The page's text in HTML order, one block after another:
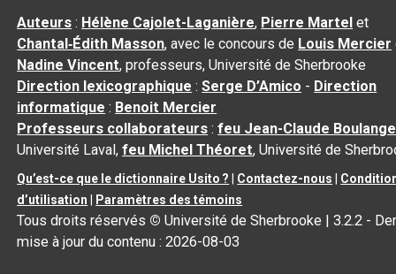
Auteurs : Hélène Cajolet-Laganière, Pierre Martel et
Chantal‑Édith Masson, avec le concours de Louis Mercier
Nadine Vincent, professeurs, Université de Sherbrooke
Direction lexicographique :Serge D’Amico - Direction
informatique : Benoit Mercier
Professeurs collaborateurs :feu Jean-Claude
Université Laval,feu Michel Théoret, Université de
Qu’est-ce que le dictionnaire Usito ? Contactez-nous
d’utilisation
Paramètres des témoins
Tous droits réservés © Université de Sherbrooke |3.2.2 -
mise à jour du contenu :2026-08-03